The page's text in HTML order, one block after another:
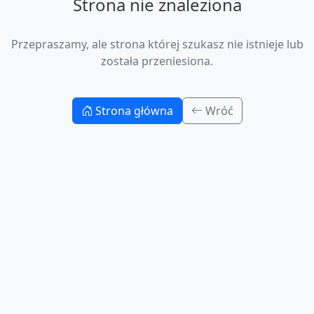
Przepraszamy, ale strona której szukasz nie istnieje lub
została przeniesiona.
Strona główna Wróć